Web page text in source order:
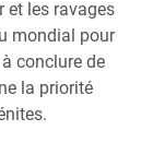
et les ravages
mondial pour
conclure de
la priorité